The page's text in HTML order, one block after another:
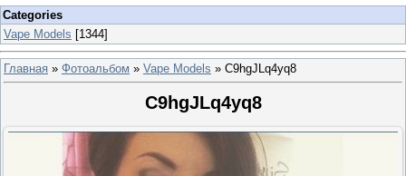
Categories
Vape Models [1344]
Главная » Фотоальбом » Vape Models » C9hgJLq4yq8
C9hgJLq4yq8